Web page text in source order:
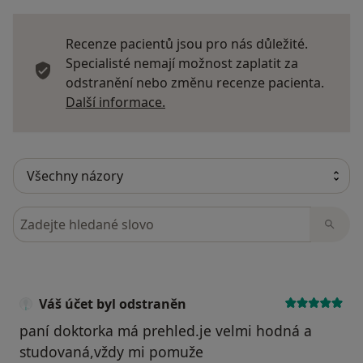
Recenze pacientů jsou pro nás důležité.
Specialisté nemají možnost zaplatit za
odstranění nebo změnu recenze pacienta.
Další informace.
Hledejte v názorech
Váš účet byl odstraněn
paní doktorka má prehled.je velmi hodná a
studovaná,vždy mi pomuže